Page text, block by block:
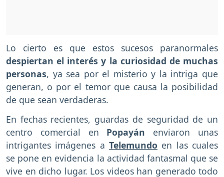
Lo cierto es que estos sucesos paranormales
despiertan el interés y la curiosidad de muchas
personas, ya sea por el misterio y la intriga que
generan, o por el temor que causa la posibilidad
de que sean verdaderas.
En fechas recientes, guardas de seguridad de un
centro comercial en Popayán enviaron unas
intrigantes imágenes a Telemundo en las cuales
se pone en evidencia la actividad fantasmal que se
vive en dicho lugar. Los videos han generado todo